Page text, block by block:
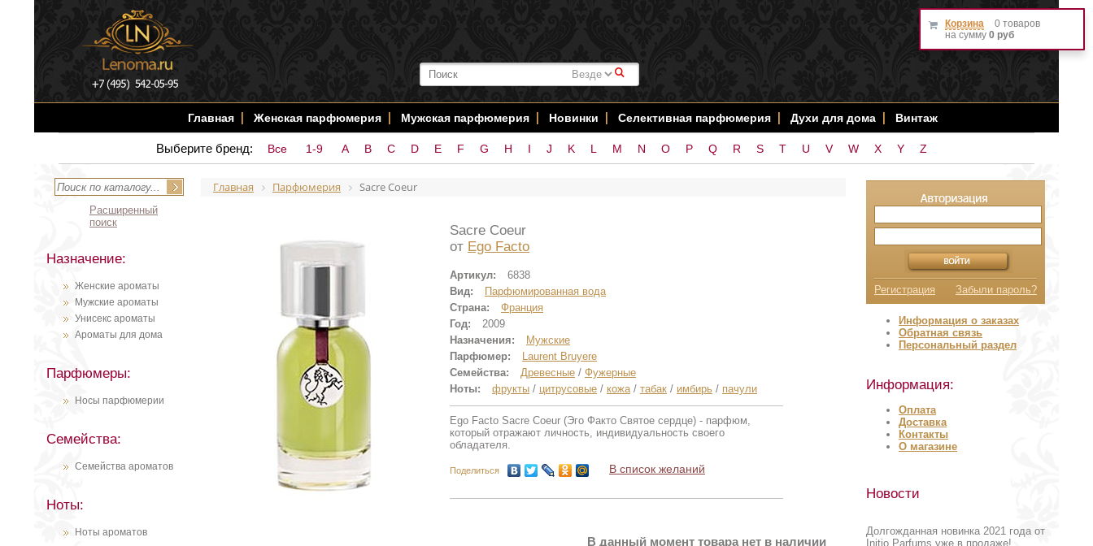
#
Главная Женская парфюмерия Мужская парфюмерия Новинки Селективная парфюмерия Духи для дома Винтаж
Выберите бренд: Все 1-9 A B C D E F G H I J K L M N O P Q R S T U V W X Y Z
Расширенный
поиск
Назначение:
Женские ароматы
Мужские ароматы
Унисекс ароматы
Ароматы для дома
Парфюмеры:
Носы парфюмерии
Семейства:
Семейства ароматов
Ноты:
Ноты ароматов
Главная Парфюмерия Sacre Coeur
Sacre Coeur
от Ego Facto
Артикул:
6838
Вид:
Парфюмированная вода
Страна:
Франция
Год:
2009
Назначения:
Мужские
Парфюмер:
Laurent Bruyere
Семейства:
Древесные / Фужерные
Ноты:
фрукты / цитрусовые / кожа/ табак / имбирь / пачули
Ego Facto Sacre Coeur (Эго Факто Святое сердце) - парфюм,
который отражают личность, индивидуальность своего
обладателя.
Поделиться В список желаний
В данный момент товара нет в наличии
Корзина
0 товаров
на сумму 0 руб
Регистрация Забыли пароль?
Информация о заказах
Обратная связь
Персональный раздел
Информация:
Оплата
Доставка
Контакты
О магазине
Новости
Долгожданная новинка 2021 года от
Initio Parfums уже в продаже!